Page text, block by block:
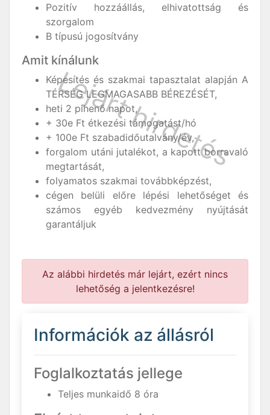
Pozitív hozzáállás, elhivatottság és
szorgalom
B típusú jogosítvány
Amit kínálunk
Képesítés és szakmai tapasztalat alapján A
TÉRSÉG LEGMAGASABB BÉREZÉSÉT,
heti 2 pihenő napot,
+ 30e Ft étkezési támogatást/hó
+ 100e Ft szabadidőutalvány/év,
forgalom utáni jutalékot, a kapott borravaló
megtartását,
folyamatos szakmai továbbképzést,
cégen belüli előre lépési lehetőséget és
számos egyéb kedvezmény nyújtását
garantáljuk
Az alábbi hirdetés már lejárt, ezért nincs
lehetőség a jelentkezésre!
Információk az állásról
Foglalkoztatás jellege
Teljes munkaidő 8 óra